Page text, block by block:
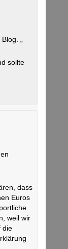
„
sollte
dass
Euros
weil wir
die